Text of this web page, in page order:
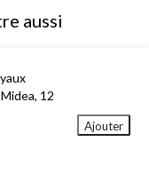
aussi
12
Ajouter